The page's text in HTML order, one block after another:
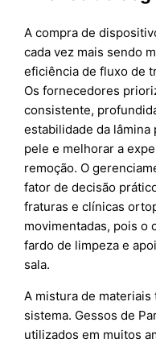
A compra de
cada vez mais sendo
eficiência de fluxo de
Os fornecedores
consistente,
estabilidade da
pele e melhorar a
remoção. O
fator de decisão
fraturas e clínicas
movimentadas, pois o
fardo de limpeza e
sala.
A mistura de
sistema. Gessos de
utilizados em muitos